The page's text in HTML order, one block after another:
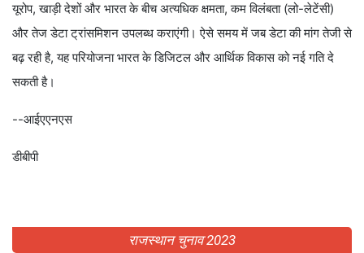
यूरोप, खाड़ी देशों और भारत के बीच अत्यधिक क्षमता, कम विलंबता (लो-लेटेंसी)
और तेज डेटा ट्रांसमिशन उपलब्ध कराएंगी। ऐसे समय में जब डेटा की मांग तेजी से
बढ़ रही है, यह परियोजना भारत के डिजिटल और आर्थिक विकास को नई गति दे
सकती है।
--आईएएनएस
डीबीपी
राजस्थान चुनाव 2023